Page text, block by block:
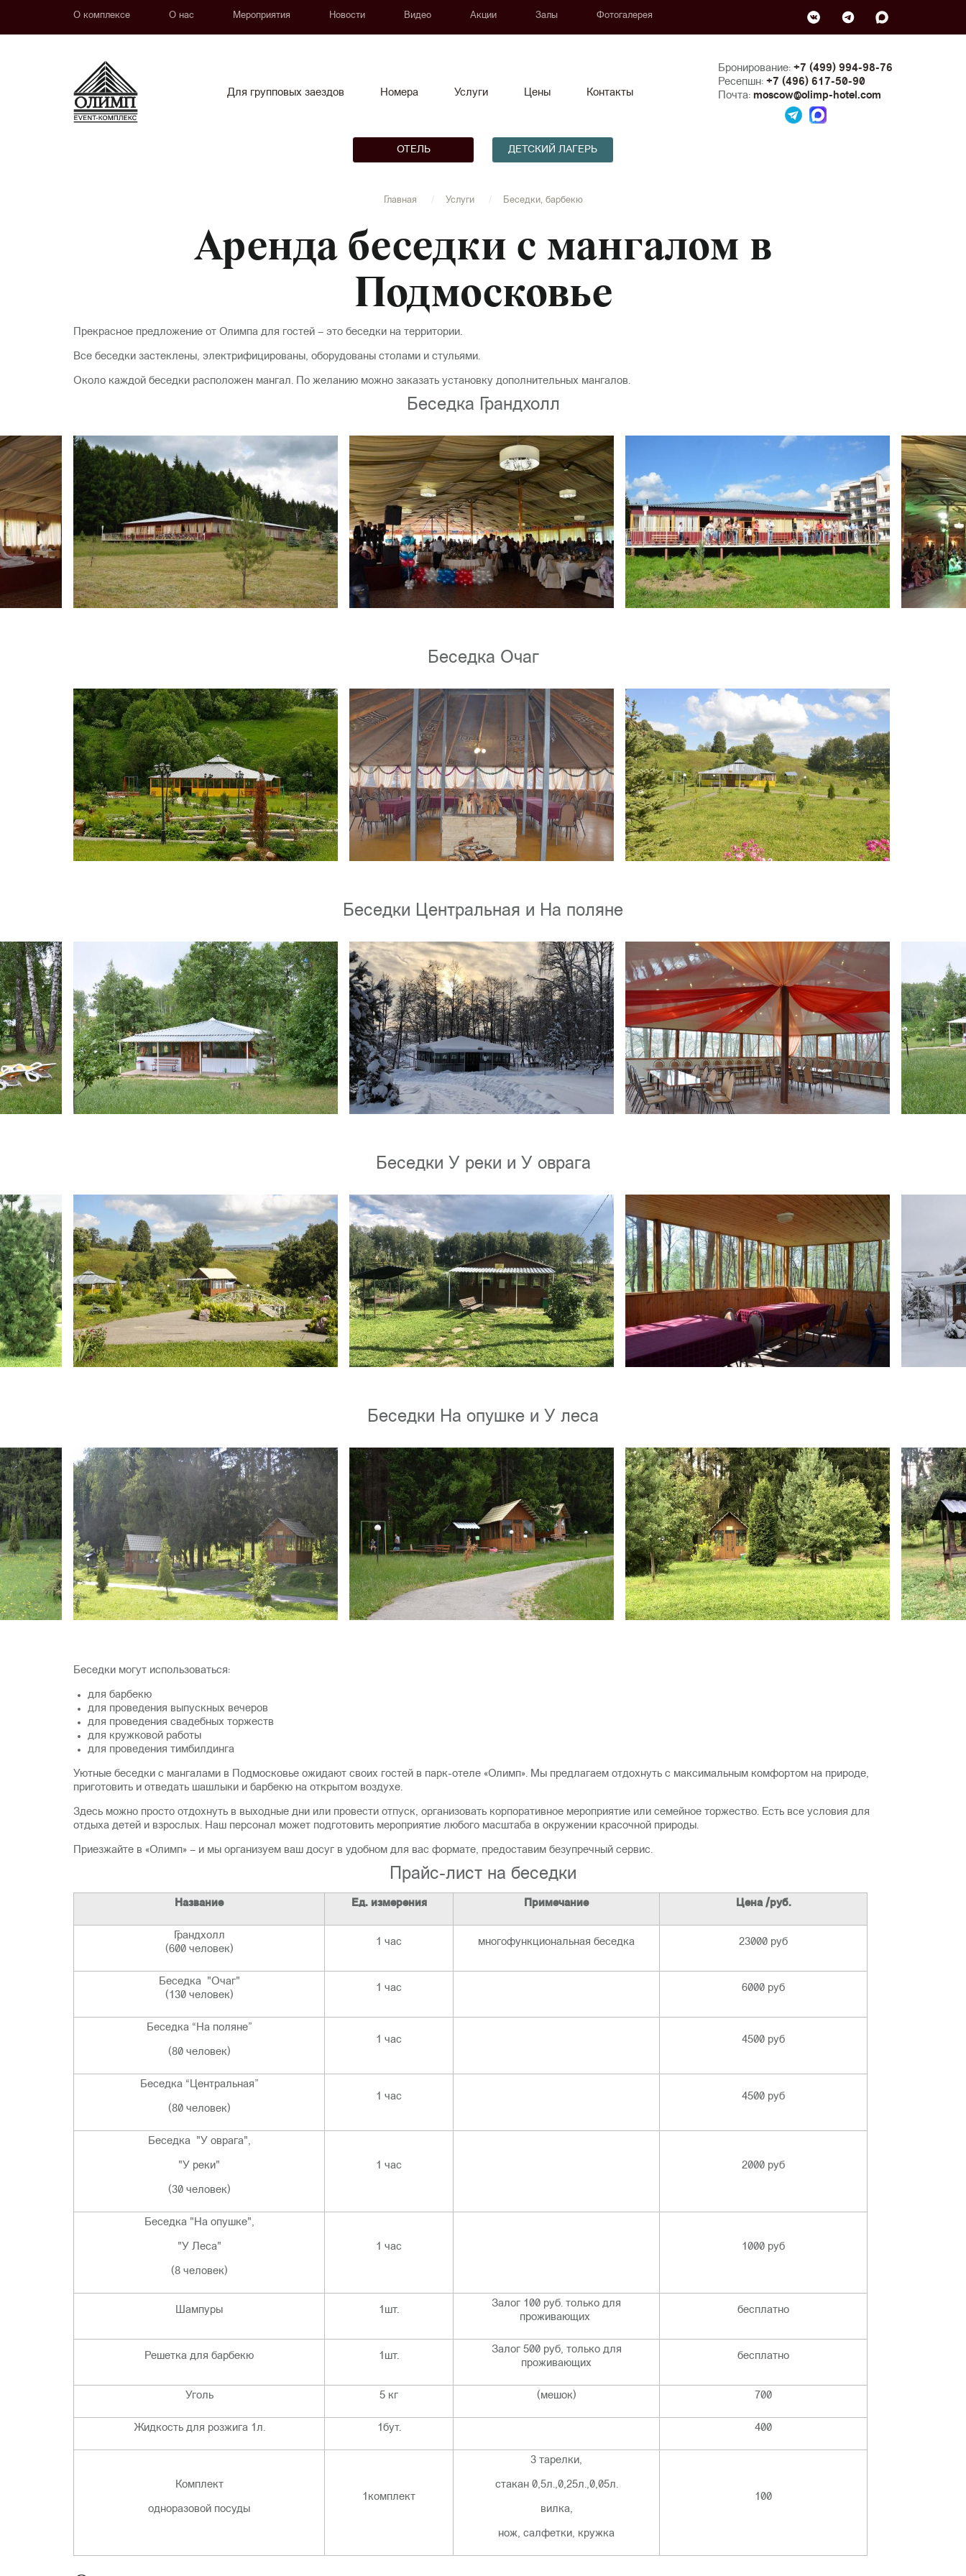
О комплексе О нас Мероприятия Новости Видео Акции Залы Фотогалерея
Для групповых заездов Номера Услуги Цены Контакты
Бронирование: +7 (499) 994-98-76
Ресепшн: +7 (496) 617-50-90
Почта: moscow@olimp-hotel.com
ОТЕЛЬ ДЕТСКИЙ ЛАГЕРЬ
Главная Услуги Беседки, барбекю
Аренда беседки с мангалом в
Подмосковье
Прекрасное предложение от Олимпа для гостей – это беседки на территории.
Все беседки застеклены, электрифицированы, оборудованы столами и стульями.
Около каждой беседки расположен мангал. По желанию можно заказать установку дополнительных мангалов.
Беседка Грандхолл
Беседка Очаг
Беседки Центральная и На поляне
Беседки У реки и У оврага
Беседки На опушке и У леса
Беседки могут использоваться:
для барбекю
для проведения выпускных вечеров
для проведения свадебных торжеств
для кружковой работы
для проведения тимбилдинга
Уютные беседки с мангалами в Подмосковье ожидают своих гостей в парк-отеле «Олимп». Мы предлагаем отдохнуть с максимальным комфортом на природе,
приготовить и отведать шашлыки и барбекю на открытом воздухе.
Здесь можно просто отдохнуть в выходные дни или провести отпуск, организовать корпоративное мероприятие или семейное торжество. Есть все условия для
отдыха детей и взрослых. Наш персонал может подготовить мероприятие любого масштаба в окружении красочной природы.
Приезжайте в «Олимп» – и мы организуем ваш досуг в удобном для вас формате, предоставим безупречный сервис.
Прайс-лист на беседки
Название Ед. измерения Примечание Цена /руб.
Грандхолл
(600 человек)
1 час многофункциональная беседка 23000 руб
Беседка "Очаг"
(130 человек)
1 час 6000 руб
Беседка “На поляне”
(80 человек)
1 час 4500 руб
Беседка “Центральная”
(80 человек)
1 час 4500 руб
Беседка "У оврага",
"У реки"
(30 человек)
1 час 2000 руб
Беседка "На опушке",
"У Леса"
(8 человек)
1 час 1000 руб
Шампуры 1шт.
Залог 100 руб. только для
проживающих
бесплатно
Решетка для барбекю 1шт.
Залог 500 руб, только для
проживающих
бесплатно
Уголь 5 кг (мешок) 700
Жидкость для розжига 1л. 1бут. 400
Комплект
одноразовой посуды
1комплект
3 тарелки,
стакан 0,5л.,0,25л.,0,05л.
вилка,
нож, салфетки, кружка
100